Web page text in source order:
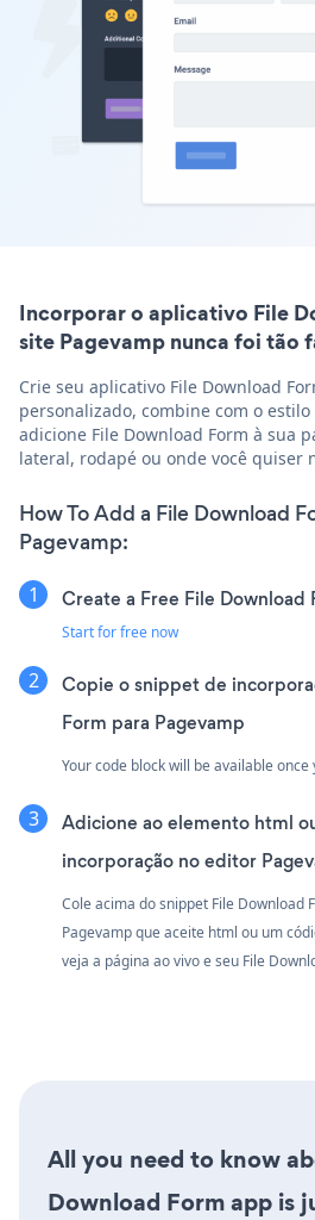
Incorporar o aplicativo File
site Pagevamp nunca foi tão
Crie seu aplicativo File Download
personalizado, combine com o
adicione File Download Form à sua
lateral, rodapé ou onde você quiser
How To Add a File Download
Pagevamp:
Create a Free File Download
Start for free now
Copie o snippet de
Form para Pagevamp
Your code block will be available
Adicione ao elemento html
incorporação no editor
Cole acima do snippet File Download
Pagevamp que aceite html ou um
veja a página ao vivo e seu File
All you need to know
Download Form app is